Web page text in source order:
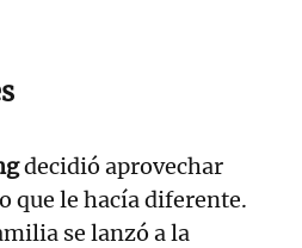
decidió aprovechar
que le hacía diferente.
se lanzó a la